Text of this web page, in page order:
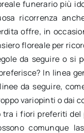
funerario più
ricorrenza
offre, in
floreale per
da seguire o si
In linea
da seguire,
variopinti o dai
tra i fiori preferiti del
comunque